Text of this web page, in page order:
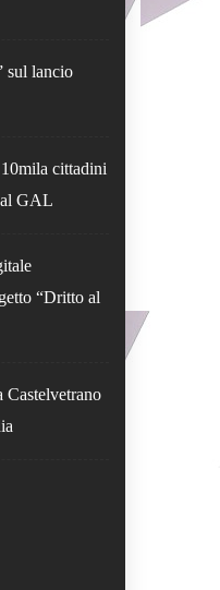
sul lancio
cittadini
GAL
“Dritto al
Castelvetrano